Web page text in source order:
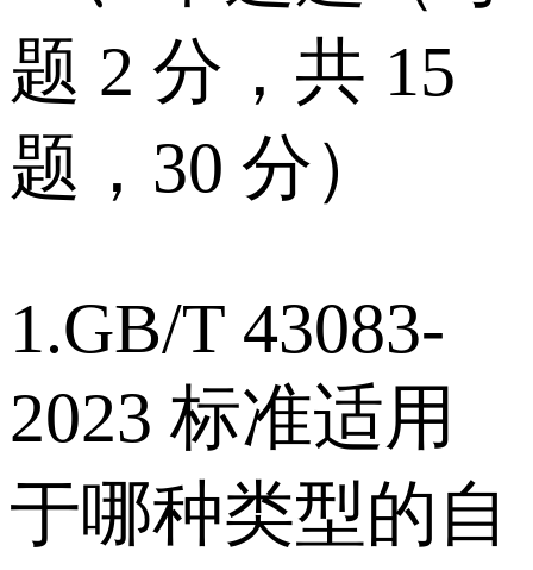
题 2 分，共 15
题，30 分）
1.GB/T 43083-
2023 标准适用
于哪种类型的自